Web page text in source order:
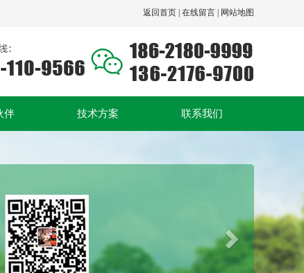
返回首页 | 在线留言 | 网站地图
伴 技术方案 联系我们